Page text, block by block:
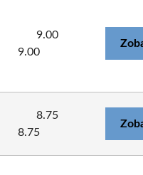
9.00
9.00
8.75
8.75